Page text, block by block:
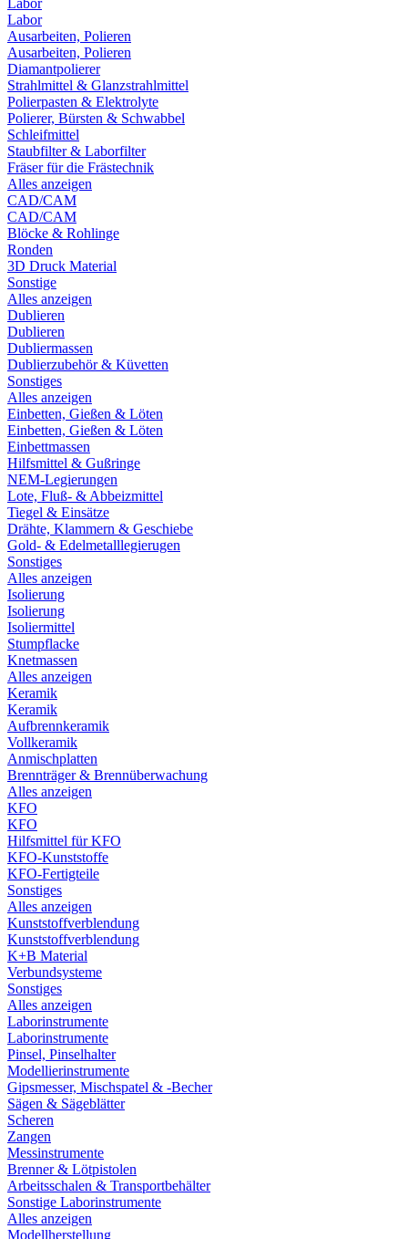
Labor
Labor
Ausarbeiten, Polieren
Ausarbeiten, Polieren
Diamantpolierer
Strahlmittel & Glanzstrahlmittel
Polierpasten & Elektrolyte
Polierer, Bürsten & Schwabbel
Schleifmittel
Staubfilter & Laborfilter
Fräser für die Frästechnik
Alles anzeigen
CAD/CAM
CAD/CAM
Blöcke & Rohlinge
Ronden
3D Druck Material
Sonstige
Alles anzeigen
Dublieren
Dublieren
Dubliermassen
Dublierzubehör & Küvetten
Sonstiges
Alles anzeigen
Einbetten, Gießen & Löten
Einbetten, Gießen & Löten
Einbettmassen
Hilfsmittel & Gußringe
NEM-Legierungen
Lote, Fluß- & Abbeizmittel
Tiegel & Einsätze
Drähte, Klammern & Geschiebe
Gold- & Edelmetalllegierugen
Sonstiges
Alles anzeigen
Isolierung
Isolierung
Isoliermittel
Stumpflacke
Knetmassen
Alles anzeigen
Keramik
Keramik
Aufbrennkeramik
Vollkeramik
Anmischplatten
Brennträger & Brennüberwachung
Alles anzeigen
KFO
KFO
Hilfsmittel für KFO
KFO-Kunststoffe
KFO-Fertigteile
Sonstiges
Alles anzeigen
Kunststoffverblendung
Kunststoffverblendung
K+B Material
Verbundsysteme
Sonstiges
Alles anzeigen
Laborinstrumente
Laborinstrumente
Pinsel, Pinselhalter
Modellierinstrumente
Gipsmesser, Mischspatel & -Becher
Sägen & Sägeblätter
Scheren
Zangen
Messinstrumente
Brenner & Lötpistolen
Arbeitsschalen & Transportbehälter
Sonstige Laborinstrumente
Alles anzeigen
Modellherstellung